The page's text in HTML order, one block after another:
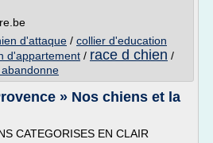
d'attaque / collier d'education
d'appartement / race d chien /
» Nos chiens et la
CATEGORISES EN CLAIR